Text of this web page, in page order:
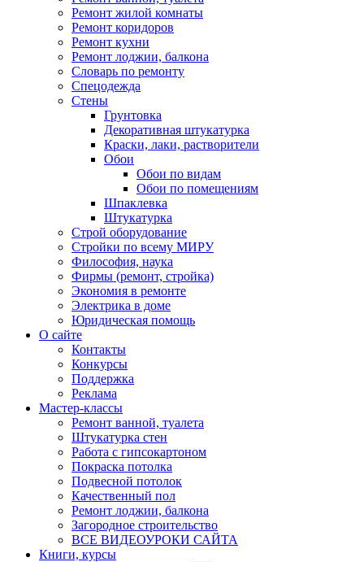
Ремонт жилой комнаты
Ремонт коридоров
Ремонт кухни
Ремонт лоджии, балкона
Словарь по ремонту
Спецодежда
Стены
Грунтовка
Декоративная штукатурка
Краски, лаки, растворители
Обои
Обои по видам
Обои по помещениям
Шпаклевка
Штукатурка
Строй оборудование
Стройки по всему МИРУ
Философия, наука
Фирмы (ремонт, стройка)
Экономия в ремонте
Электрика в доме
Юридическая помощь
О сайте
Контакты
Конкурсы
Поддержка
Реклама
Мастер-классы
Ремонт ванной, туалета
Штукатурка стен
Работа с гипсокартоном
Покраска потолка
Подвесной потолок
Качественный пол
Ремонт лоджии, балкона
Загородное строительство
ВСЕ ВИДЕОУРОКИ САЙТА
Книги, курсы